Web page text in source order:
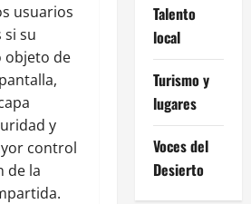
usuarios
su
objeto de
y
control
de la
Talento
local
Turismo y
lugares
Voces del
Desierto